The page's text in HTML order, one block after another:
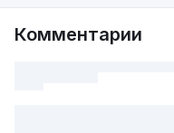
Комментарии